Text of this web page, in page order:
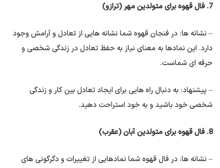
7. فال قهوه برای متولدین مهر (ترازو)
– نشانه ها: در فنجان قهوه شما نشانه هایی از تعادل و آرامش وجود
دارد. این نمادها به معنای نیاز به حفظ تعادل در زندگی شخصی و
حرفه ای شماست.
– پیشنهاد: به دنبال راه هایی برای ایجاد تعادل بین کار و زندگی
شخصی خود باشید و به خود استراحت دهید.
8. فال قهوه برای متولدین آبان (عقرب)
– نشانه ها: در فال قهوه شما نمادهایی از تغییرات و دگرگونی های